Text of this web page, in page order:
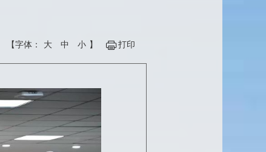
【字体： 大 中 小 】 打印